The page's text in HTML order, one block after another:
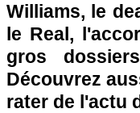
Williams, le
le Real,
gros
Découvrez
rater de l'actu